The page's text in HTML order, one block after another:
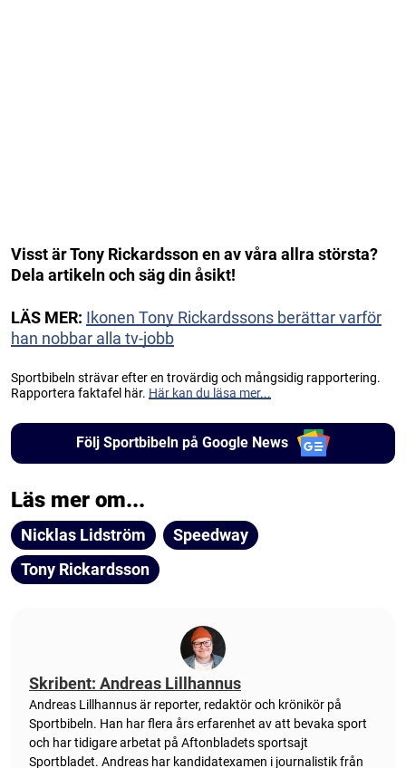
Visst är Tony Rickardsson en av våra allra största?
Dela artikeln och säg din åsikt!
LÄS MER: Ikonen Tony Rickardssons berättar varför
han nobbar alla tv-jobb
Sportbibeln strävar efter en trovärdig och mångsidig rapportering.
Rapportera faktafel här. Här kan du läsa mer...
Följ Sportbibeln på Google News
Läs mer om...
Nicklas Lidström
Speedway
Tony Rickardsson
Skribent: Andreas Lillhannus
Andreas Lillhannus är reporter, redaktör och krönikör på
Sportbibeln. Han har flera års erfarenhet av att bevaka sport
och har tidigare arbetat på Aftonbladets sportsajt
Sportbladet. Andreas har kandidatexamen i journalistik från